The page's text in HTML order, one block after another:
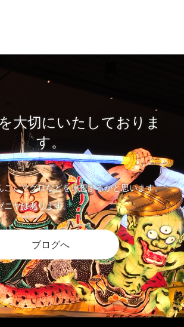
大切にいたしておりま
す。
ご、マグロなどを連想するかと思います。
ニヤはあります。
ブログへ